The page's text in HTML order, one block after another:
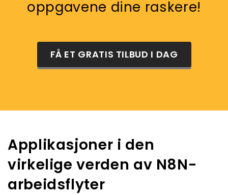
oppgavene dine raskere!
FÅ ET GRATIS TILBUD I DAG
Applikasjoner i den
virkelige verden av N8N-
arbeidsflyter